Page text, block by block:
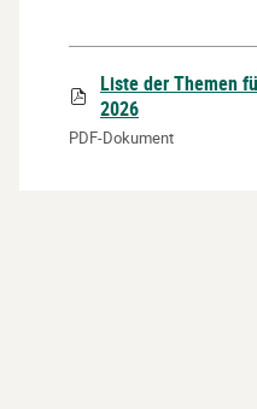
Datei
Liste der Themen
2026
PDF-Dokument